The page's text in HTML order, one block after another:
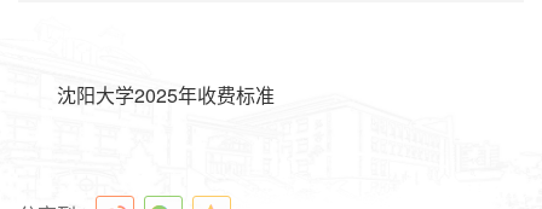
沈阳大学2025年收费标准